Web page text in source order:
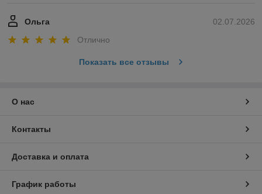
02.07.2026
Ольга
Отлично
Показать все отзывы
О нас
Контакты
Доставка и оплата
График работы